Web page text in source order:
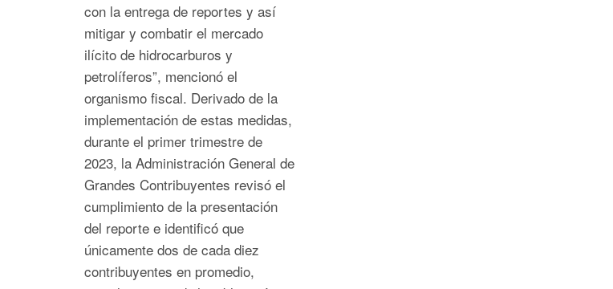
con la entrega de reportes y así
mitigar y combatir el mercado
ilícito de hidrocarburos y
petrolíferos”, mencionó el
organismo fiscal. Derivado de la
implementación de estas medidas,
durante el primer trimestre de
2023, la Administración General de
Grandes Contribuyentes revisó el
cumplimiento de la presentación
del reporte e identificó que
únicamente dos de cada diez
contribuyentes en promedio,